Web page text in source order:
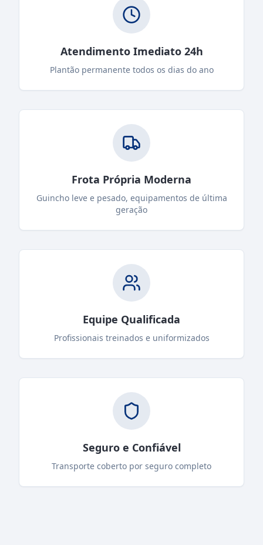
Atendimento Imediato 24h
Plantão permanente todos os dias do ano
Frota Própria Moderna
Guincho leve e pesado, equipamentos de última
geração
Equipe Qualificada
Profissionais treinados e uniformizados
Seguro e Confiável
Transporte coberto por seguro completo